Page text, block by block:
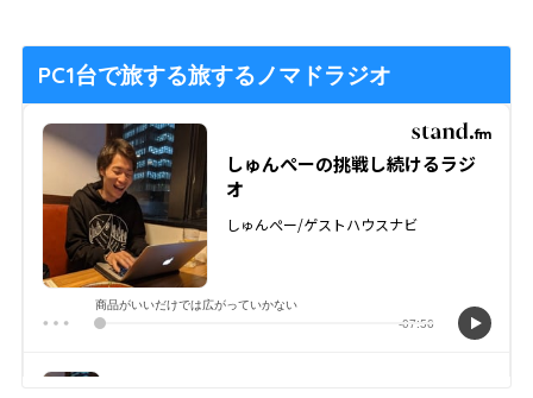
PC1台で旅する旅するノマドラジオ